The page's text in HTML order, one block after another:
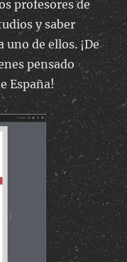
profesores de
y saber
uno de ellos. ¡De
pensado
España!